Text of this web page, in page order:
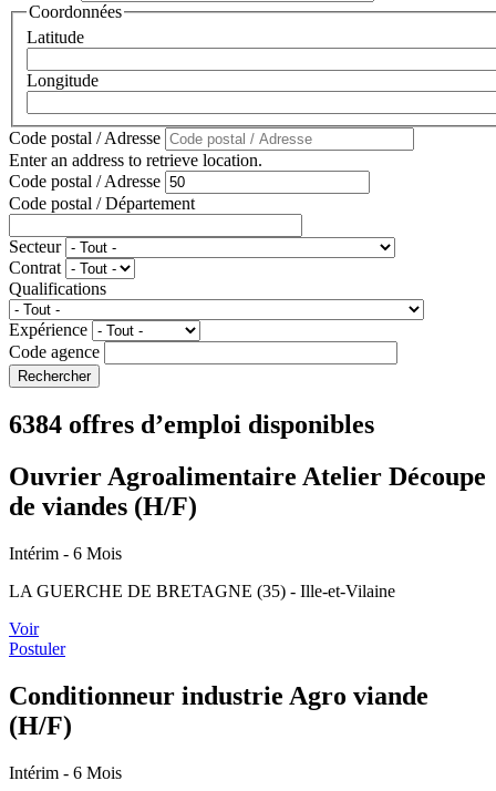
Coordonnées
Latitude
Longitude
Code postal / Adresse
Enter an address to retrieve location.
Code postal / Adresse
Code postal / Département
Secteur
Contrat
Qualifications
Expérience
Code agence
6384 offres d’emploi disponibles
Ouvrier Agroalimentaire Atelier Découpe
de viandes (H/F)
Intérim - 6 Mois
LA GUERCHE DE BRETAGNE (35) - Ille-et-Vilaine
Voir
Postuler
Conditionneur industrie Agro viande
(H/F)
Intérim - 6 Mois